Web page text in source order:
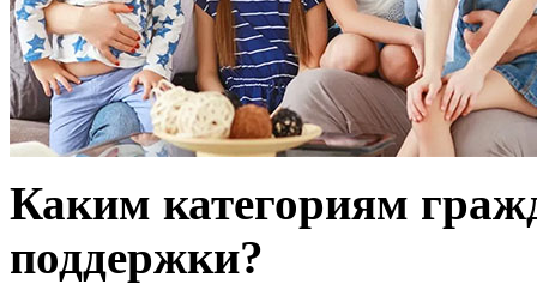
Каким категориям
поддержки?